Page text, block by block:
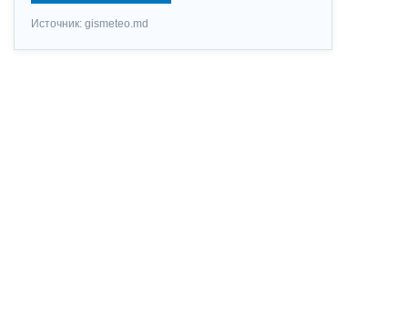
Источник: gismeteo.md